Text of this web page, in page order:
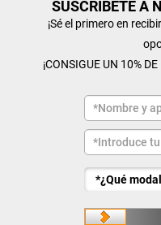
SUSCRÍBETE A
¡Sé el primero en
¡CONSIGUE UN 10%